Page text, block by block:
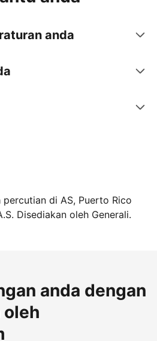
anda
hari ini
di AS, Puerto Rico
Disediakan oleh Generali.
anda dengan
oleh